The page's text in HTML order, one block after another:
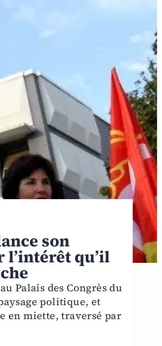
son
qu’il
Palais des Congrès du
politique, et
en miette, traversé par